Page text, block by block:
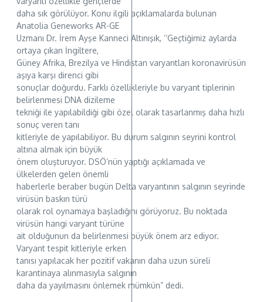
daha sık görülüyor. Konu ilgili açıklamalarda bulunan
Anatolia Geneworks AR-GE
Uzmanı Dr. İrem Ayşe Kanneci Altınışık, ‘‘Geçtiğimiz aylarda
ortaya çıkan İngiltere,
Güney Afrika, Brezilya ve Hindistan varyantları koronavirüsün
aşıya karşı direnci gibi
sonuçlar doğurdu. Farklı özellikleriyle bu varyant tiplerinin
belirlenmesi DNA dizileme
tekniği ile yapılabildiği gibi özel olarak tasarlanmış daha hızlı
sonuç veren tanı
kitleriyle de yapılabiliyor. Bu durum salgının seyrini kontrol
altına almak için büyük
önem oluşturuyor. DSÖ’nün yaptığı açıklamada ve
ülkelerden gelen önemli
haberlerle beraber bugün Delta varyantının salgının seyrinde
virüsün baskın türü
olarak rol oynamaya başladığını görüyoruz. Bu noktada
virüsün hangi varyant türüne
ait olduğunun da belirlenmesi büyük önem arz ediyor.
Varyant tespit kitleriyle erken
tanısı yapılacak her pozitif vakanın daha uzun süreli
karantinaya alınmasıyla salgının
daha da yayılmasını önlemek mümkün” dedi.